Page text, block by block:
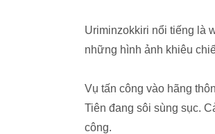
Uriminzokkiri nổi tiếng là
những hình ảnh khiêu
Vụ tấn công vào hãng
Tiên đang sôi sùng sục.
công.